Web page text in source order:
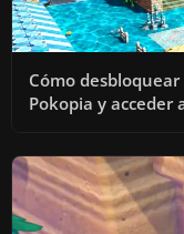
Cómo
Pokopia y